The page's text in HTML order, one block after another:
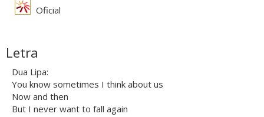
Oficial
Letra
Dua Lipa:
You know sometimes I think about us
Now and then
But I never want to fall again